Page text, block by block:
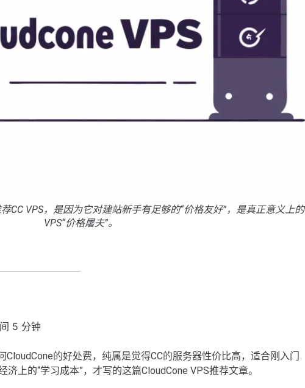
CC VPS，是因为它对建站新手有足够的“价格友好”，是真正意义上的
VPS“价格屠夫”。
5 分钟
的好处费，纯属是觉得CC的服务器性价比高，适合刚入门
上的“学习成本”，才写的这篇CloudCone VPS推荐文章。